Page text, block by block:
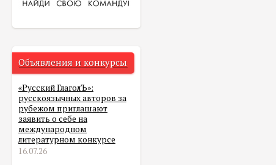
Объявления и конкурсы
«Русский ГлаголЪ»:
русскоязычных авторов за
рубежом приглашают
заявить о себе на
международном
литературном конкурсе
16.07.26